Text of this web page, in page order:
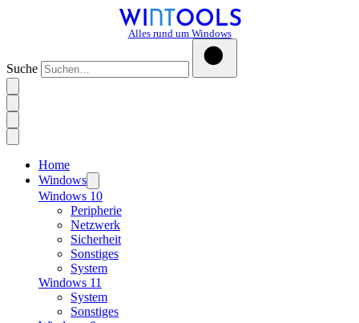
Alles rund um Windows
Suche
Home
Windows
Windows 10
Peripherie
Netzwerk
Sicherheit
Sonstiges
System
Windows 11
System
Sonstiges